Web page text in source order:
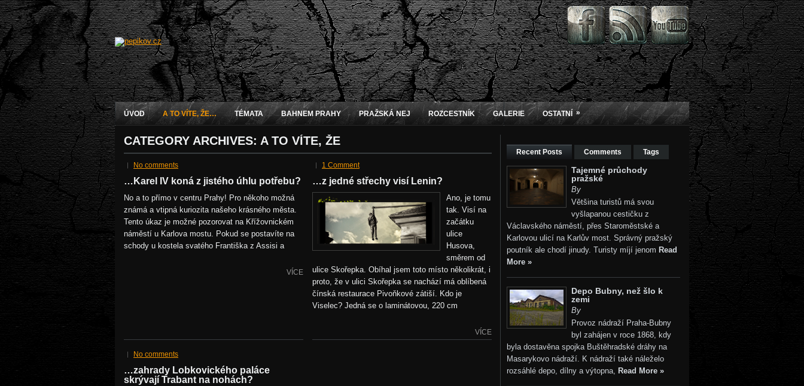
ÚVOD A TO VÍTE, ŽE… TÉMATA BAHNEM PRAHY PRAŽSKÁ NEJ ROZCESTNÍK GALERIE OSTATNÍ »
CATEGORY ARCHIVES: A TO VÍTE, ŽE
No comments
…Karel IV koná z jistého úhlu potřebu?
No a to přímo v centru Prahy! Pro někoho možná
známá a vtipná kuriozita našeho krásného města.
Tento úkaz je možné pozorovat na Křížovnickém
náměstí u Karlova mostu. Pokud se postavíte na
schody u kostela svatého Františka z Assisi a
VÍCE
1 Comment
…z jedné střechy visí Lenin?
Ano, je tomu
tak. Visí na
začátku
ulice
Husova,
směrem od
ulice Skořepka. Obíhal jsem toto místo několikrát, i
proto, že v ulici Skořepka se nachází má oblíbená
čínská restaurace Pivoňkové zátiší. Kdo je
Viselec? Jedná se o laminátovou, 220 cm
VÍCE
No comments
…zahrady Lobkovického paláce
skrývají Trabant na nohách?
Recent Posts Comments Tags
Tajemné průchody
pražské
By
Většina turistů má svou
vyšlapanou cestičku z
Václavského náměstí, přes Staroměstské a
Karlovou ulicí na Karlův most. Správný pražský
poutník ale chodí jinudy. Turisty míjí jenom Read
More »
Depo Bubny, než šlo k
zemi
By
Provoz nádraží Praha-Bubny
byl zahájen v roce 1868, kdy
byla dostavěna spojka Buštěhradské dráhy na
Masarykovo nádraží. K nádraží také náleželo
rozsáhlé depo, dílny a výtopna, Read More »